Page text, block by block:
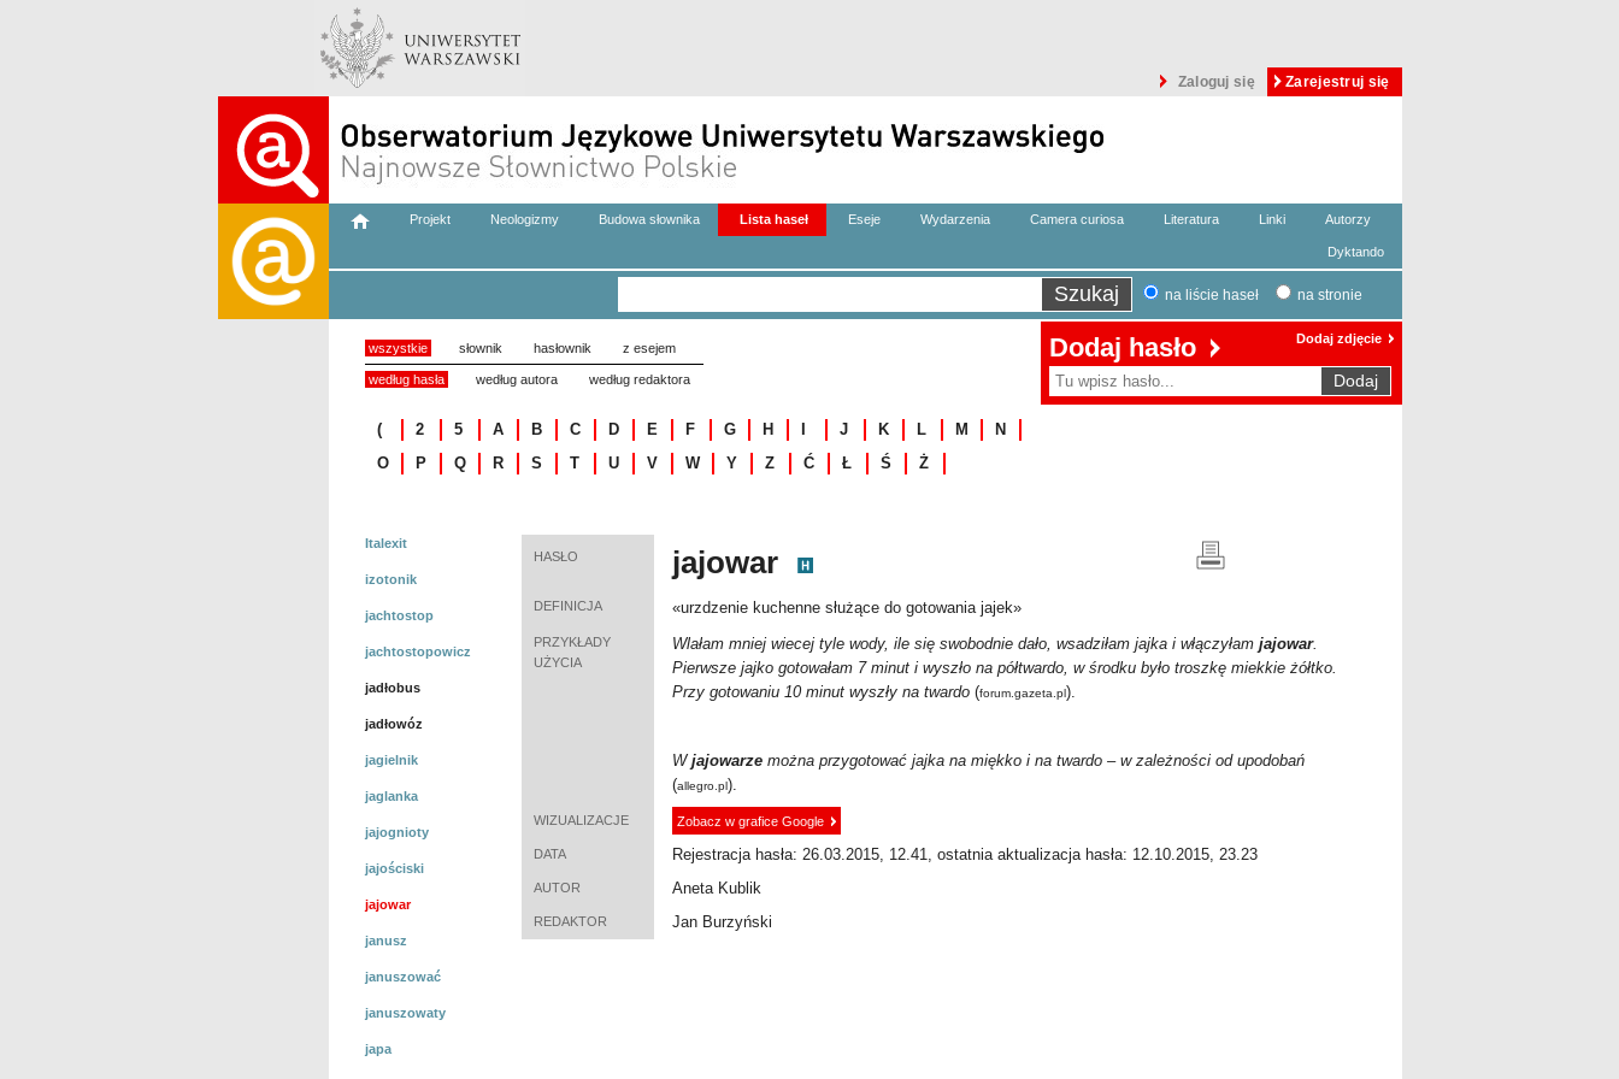
Zaloguj się Zarejestruj się
Projekt Neologizmy Budowa słownika Lista haseł Eseje Wydarzenia Camera curiosa Literatura Linki Autorzy
Dyktando
na liście haseł na stronie
wszystkie słownik hasłownik z esejem
według hasła według autora według redaktora
( 2 5 A B C D E F G H J K L M
N
O
P Q R S T U V W Y Z Ć Ł Ś Ż
Dodaj hasło Dodaj zdjęcie
Italexit
izotonik
jachtostop
jachtostopowicz
jadłobus
jadłowóz
jagielnik
jaglanka
jajognioty
jajościski
jajowar
janusz
januszować
januszowaty
japa
HASŁO jajowar
DEFINICJA «urzdzenie kuchenne służące do gotowania jajek»
PRZYKŁADY
UŻYCIA
Wlałam mniej wiecej tyle wody, ile się swobodnie dało, wsadziłam jajka i włączyłam jajowar.
Pierwsze jajko gotowałam 7 minut i wyszło na półtwardo, w środku było troszkę miekkie żółtko.
Przy gotowaniu 10 minut wyszły na twardo(forum.gazeta.pl).
W jajowarzemożna przygotować jajka na miękko i na twardo – w zależności od upodobań
(allegro.pl).
WIZUALIZACJE Zobacz w grafice Google
DATA Rejestracja hasła: 26.03.2015, 12.41, ostatnia aktualizacja hasła: 12.10.2015, 23.23
AUTOR Aneta Kublik
REDAKTOR Jan Burzyński